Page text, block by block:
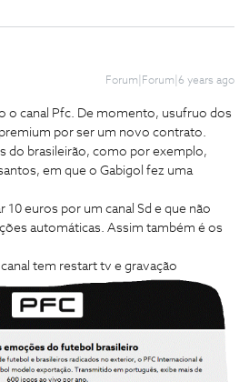
Forum|Forum|6 years ago
o canal Pfc. De momento, usufruo dos
por ser um novo contrato.
do brasileirão, como por exemplo,
em que o Gabigol fez uma
10 euros por um canal Sd e que não
automáticas. Assim também é os
tem restart tv e gravação